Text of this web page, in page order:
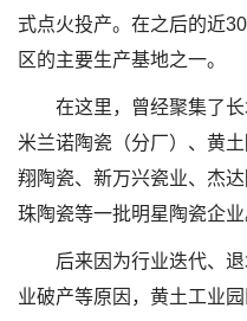
式点火投产。在之后的近
区的主要生产基地之一。
在这里，曾经聚集了
米兰诺陶瓷（分厂）、黄
翔陶瓷、新万兴瓷业、杰
珠陶瓷等一批明星陶瓷企业
后来因为行业迭代、
业破产等原因，黄土工业